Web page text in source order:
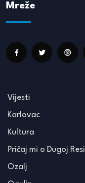
Mreže
Vijesti
Karlovac
Kultura
Pričaj mi o Dugoj Resi
Ozalj